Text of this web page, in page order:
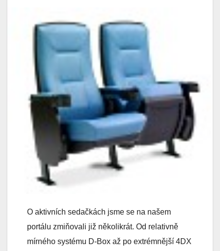
O aktivních sedačkách jsme se na našem
portálu zmiňovali již několikrát. Od relativně
mírného systému D-Box až po extrémnější 4DX